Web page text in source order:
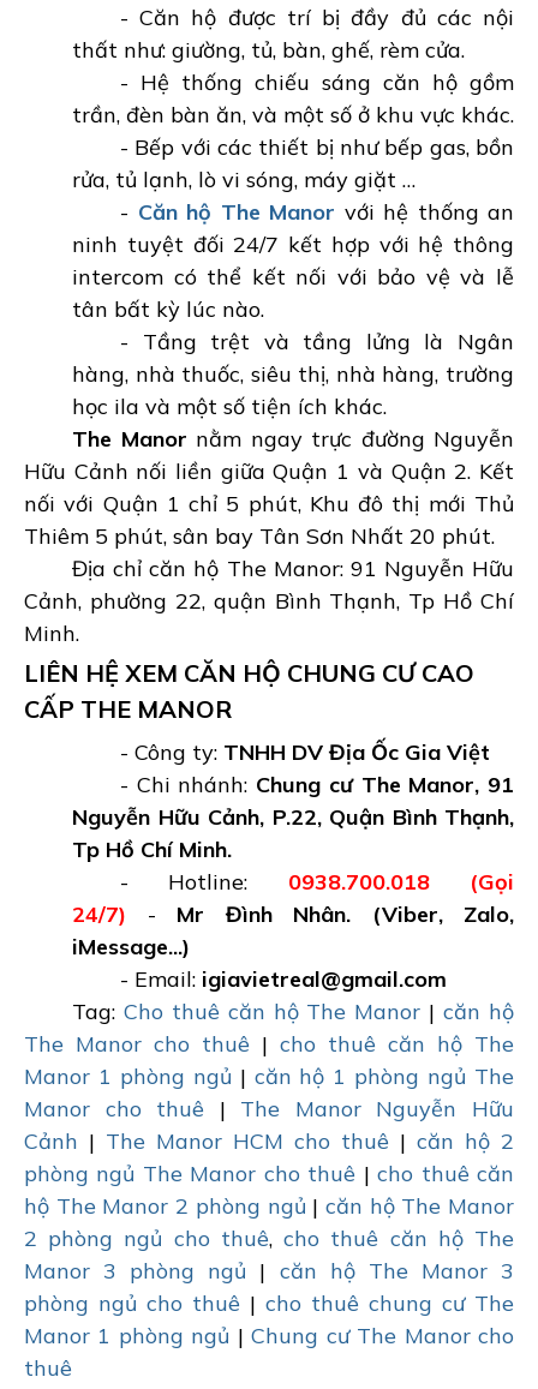
- Căn hộ được trí bị đầy đủ các nội
thất như: giường, tủ, bàn, ghế, rèm cửa.
- Hệ thống chiếu sáng căn hộ gồm
trần, đèn bàn ăn, và một số ở khu vực khác.
- Bếp với các thiết bị như bếp gas, bồn
rửa, tủ lạnh, lò vi sóng, máy giặt …
- Căn hộ The Manor với hệ thống an
ninh tuyệt đối 24/7 kết hợp với hệ thông
intercom có thể kết nối với bảo vệ và lễ
tân bất kỳ lúc nào.
- Tầng trệt và tầng lửng là Ngân
hàng, nhà thuốc, siêu thị, nhà hàng, trường
học ila và một số tiện ích khác.
The Manor nằm ngay trực đường Nguyễn
Hữu Cảnh nối liền giữa Quận 1 và Quận 2. Kết
nối với Quận 1 chỉ 5 phút, Khu đô thị mới Thủ
Thiêm 5 phút, sân bay Tân Sơn Nhất 20 phút.
Địa chỉ căn hộ The Manor: 91 Nguyễn Hữu
Cảnh, phường 22, quận Bình Thạnh, Tp Hồ Chí
Minh.
LIÊN HỆ XEM CĂN HỘ CHUNG CƯ CAO
CẤP THE MANOR
- Công ty: TNHH DV Địa Ốc Gia Việt
- Chi nhánh: Chung cư The Manor, 91
Nguyễn Hữu Cảnh, P.22, Quận Bình Thạnh,
Tp Hồ Chí Minh.
- Hotline: 0938.700.018 (Gọi
24/7) - Mr Đình Nhân. (Viber, Zalo,
iMessage...)
- Email: igiavietreal@gmail.com
Tag: Cho thuê căn hộ The Manor |căn hộ
The Manor cho thuê | cho thuê căn hộ The
Manor 1 phòng ngủ | căn hộ 1 phòng ngủ The
Manor cho thuê | The Manor Nguyễn Hữu
Cảnh | The Manor HCM cho thuê | căn hộ 2
phòng ngủ The Manor cho thuê |cho thuê căn
hộ The Manor 2 phòng ngủ | căn hộ The Manor
2 phòng ngủ cho thuê,cho thuê căn hộ The
Manor 3 phòng ngủ | căn hộ The Manor 3
phòng ngủ cho thuê | cho thuê chung cư The
Manor 1 phòng ngủ |Chung cư The Manor cho
thuê